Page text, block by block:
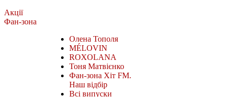
Акції
Фан-зона
Олена Тополя
MÉLOVIN
ROXOLANA
Тоня Матвієнко
Фан-зона Хіт FM.
Наш відбір
Всі випуски